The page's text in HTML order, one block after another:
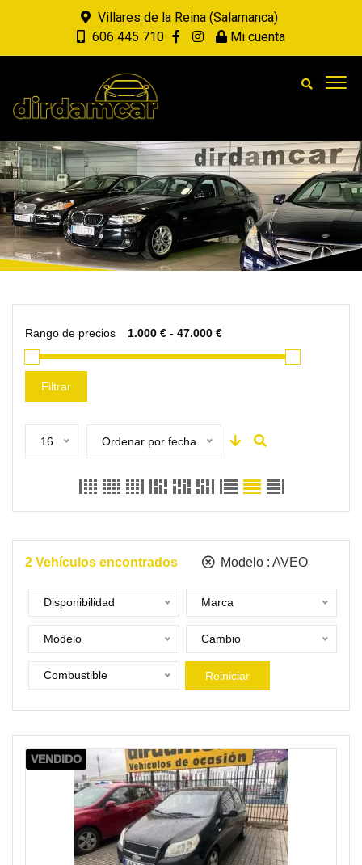
Villares de la Reina (Salamanca)
606 445 710
Mi cuenta
Rango de precios
Filtrar
16 Ordenar por fecha
2 Vehículos encontrados Modelo : AVEO
Disponibilidad Marca
Modelo Cambio
Combustible Reiniciar
VENDIDO